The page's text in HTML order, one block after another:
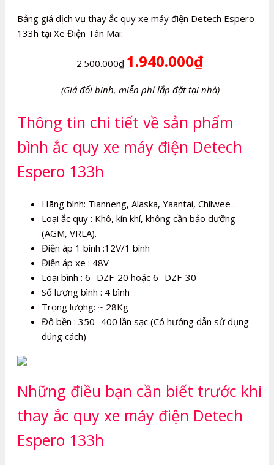
Bảng giá dịch vụ thay ắc quy xe máy điện Detech Espero
133h tại Xe Điện Tân Mai:
2.500.000₫ 1.940.000₫
(Giá đổi binh, miễn phí lắp đặt tại nhà)
Thông tin chi tiết về sản phẩm
bình ắc quy xe máy điện Detech
Espero 133h
Hãng bình: Tianneng, Alaska, Yaantai, Chilwee .
Loại ắc quy : Khô, kín khí, không cần bảo dưỡng
(AGM, VRLA).
Điện áp 1 bình :12V/1 bình
Điện áp xe : 48V
Loại bình : 6- DZF-20 hoặc 6- DZF-30
Số lượng bình : 4 bình
Trọng lượng: ~ 28Kg
Độ bền : 350- 400 lần sạc (Có hướng dẫn sử dụng
đúng cách)
Những điều bạn cần biết trước khi
thay ắc quy xe máy điện Detech
Espero 133h